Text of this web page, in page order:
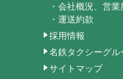
会社概況、営業
運送約款
採用情報
名鉄タクシーグル
サイトマップ